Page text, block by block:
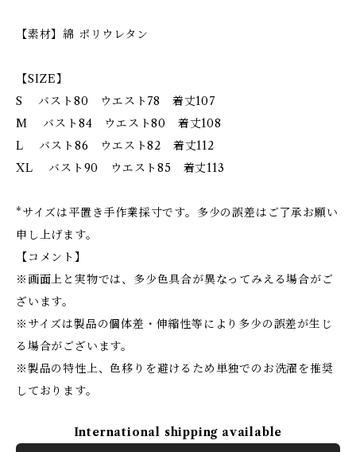
【素材】綿 ポリウレタン
【SIZE】
S バスト80 ウエスト78 着丈107
M バスト84 ウエスト80 着丈108
L バスト86 ウエスト82 着丈112
XL バスト90 ウエスト85 着丈113
*サイズは平置き手作業採寸です。多少の誤差はご了承お願い
申し上げます。
【コメント】
※画面上と実物では、多少色具合が異なってみえる場合がご
ざいます。
※サイズは製品の個体差・伸縮性等により多少の誤差が生じ
る場合がございます。
※製品の特性上、色移りを避けるため単独でのお洗濯を推奨
しております。
International shipping available